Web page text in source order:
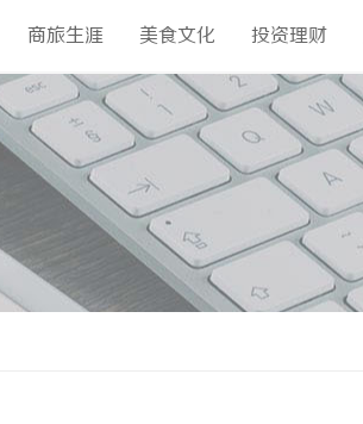
商旅生涯 美食文化 投资理财